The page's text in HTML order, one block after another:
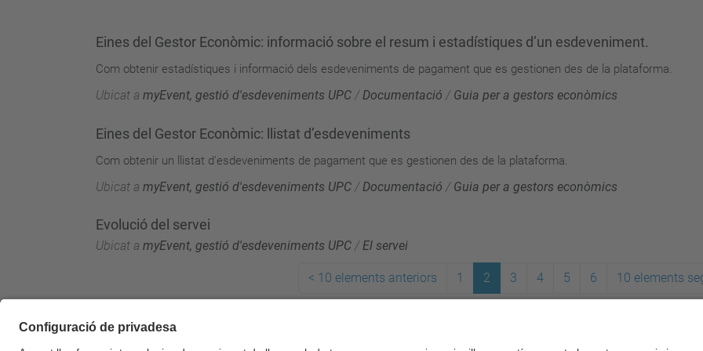
Eines del Gestor Econòmic: informació sobre el resum i estadístiques d’un esdeveniment.
Com obtenir estadístiques i informació dels esdeveniments de pagament que es gestionen des de la plataforma.
Ubicat a myEvent, gestió d'esdeveniments UPC /Documentació / Guia per a gestors econòmics
Eines del Gestor Econòmic: llistat d’esdeveniments
Com obtenir un llistat d'esdeveniments de pagament que es gestionen des de la plataforma.
Ubicat a myEvent, gestió d'esdeveniments UPC / Documentació / Guia per a gestors econòmics
Evolució del servei
Ubicat a myEvent, gestió d'esdeveniments UPC /El servei
< 10 elements anteriors 1 2 3 4 5 6 10 elements